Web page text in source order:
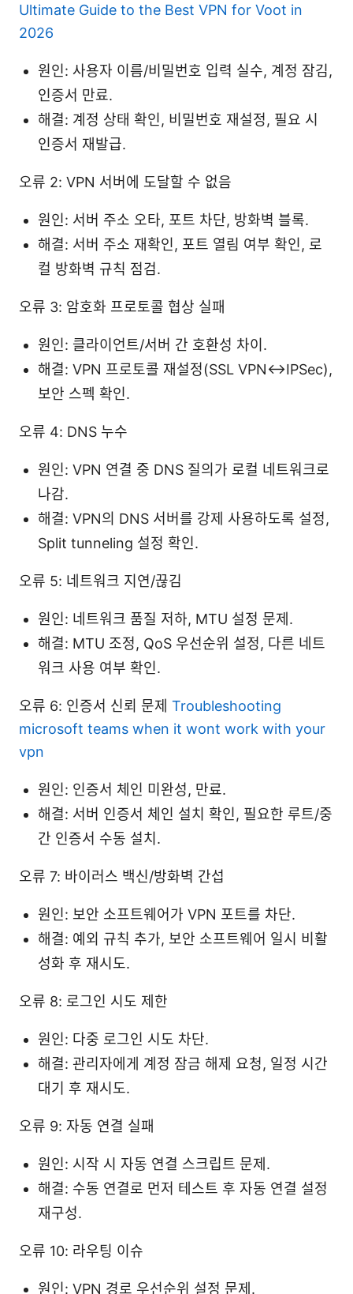
Ultimate Guide to the Best VPN for Voot in
2026
원인: 사용자 이름/비밀번호 입력 실수, 계정 잠김,
인증서 만료.
해결: 계정 상태 확인, 비밀번호 재설정, 필요 시
인증서 재발급.
오류 2: VPN 서버에 도달할 수 없음
원인: 서버 주소 오타, 포트 차단, 방화벽 블록.
해결: 서버 주소 재확인, 포트 열림 여부 확인, 로
컬 방화벽 규칙 점검.
오류 3: 암호화 프로토콜 협상 실패
원인: 클라이언트/서버 간 호환성 차이.
해결: VPN 프로토콜 재설정(SSL VPN↔IPSec),
보안 스펙 확인.
오류 4: DNS 누수
원인: VPN 연결 중 DNS 질의가 로컬 네트워크로
나감.
해결: VPN의 DNS 서버를 강제 사용하도록 설정,
Split tunneling 설정 확인.
오류 5: 네트워크 지연/끊김
원인: 네트워크 품질 저하, MTU 설정 문제.
해결: MTU 조정, QoS 우선순위 설정, 다른 네트
워크 사용 여부 확인.
오류 6: 인증서 신뢰 문제 Troubleshooting
microsoft teams when it wont work with your
vpn
원인: 인증서 체인 미완성, 만료.
해결: 서버 인증서 체인 설치 확인, 필요한 루트/중
간 인증서 수동 설치.
오류 7: 바이러스 백신/방화벽 간섭
원인: 보안 소프트웨어가 VPN 포트를 차단.
해결: 예외 규칙 추가, 보안 소프트웨어 일시 비활
성화 후 재시도.
오류 8: 로그인 시도 제한
원인: 다중 로그인 시도 차단.
해결: 관리자에게 계정 잠금 해제 요청, 일정 시간
대기 후 재시도.
오류 9: 자동 연결 실패
원인: 시작 시 자동 연결 스크립트 문제.
해결: 수동 연결로 먼저 테스트 후 자동 연결 설정
재구성.
오류 10: 라우팅 이슈
원인: VPN 경로 우선순위 설정 문제.